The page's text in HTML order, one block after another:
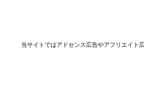
当サイトではアドセンス広告やアフリエイト